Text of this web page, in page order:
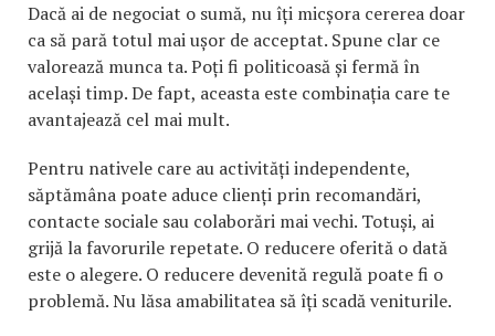
Dacă ai de negociat o sumă, nu îți micșora cererea doar
ca să pară totul mai ușor de acceptat. Spune clar ce
valorează munca ta. Poți fi politicoasă și fermă în
același timp. De fapt, aceasta este combinația care te
avantajează cel mai mult.
Pentru nativele care au activități independente,
săptămâna poate aduce clienți prin recomandări,
contacte sociale sau colaborări mai vechi. Totuși, ai
grijă la favorurile repetate. O reducere oferită o dată
este o alegere. O reducere devenită regulă poate fi o
problemă. Nu lăsa amabilitatea să îți scadă veniturile.